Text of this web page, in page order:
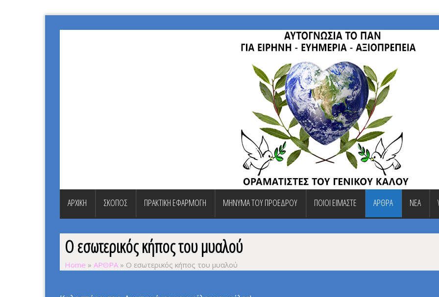
ΑΡΧΙΚΗ ΣΚΟΠΟΣ ΠΡΑΚΤΙΚΗ ΕΦΑΡΜΟΓΗ ΜΗΝΥΜΑ ΤΟΥ ΠΡΟΕΔΡΟΥ ΠΟΙΟΙ ΕΙΜΑΣΤΕ ΑΡΘΡΑ ΝΕΑ
Ο εσωτερικός κήπος του μυαλού
Home » ΑΡΘΡΑ » Ο εσωτερικός κήπος του μυαλού